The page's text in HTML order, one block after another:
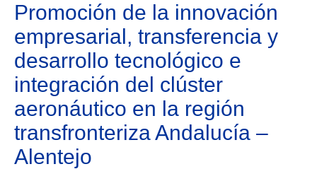
Promoción de la innovación
empresarial, transferencia y
desarrollo tecnológico e
integración del clúster
aeronáutico en la región
transfronteriza Andalucía –
Alentejo